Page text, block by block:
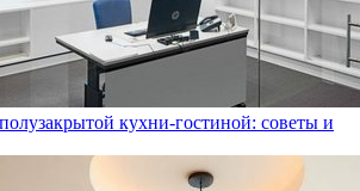
кухни-гостиной: советы и